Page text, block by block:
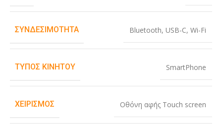
ΣΥΝΔΕΣΙΜΌΤΗΤΑ Bluetooth, USB-C, Wi-Fi
ΤΎΠΟΣ ΚΙΝΗΤΟΎ SmartPhone
ΧΕΙΡΙΣΜΌΣ Οθόνη αφής Touch screen